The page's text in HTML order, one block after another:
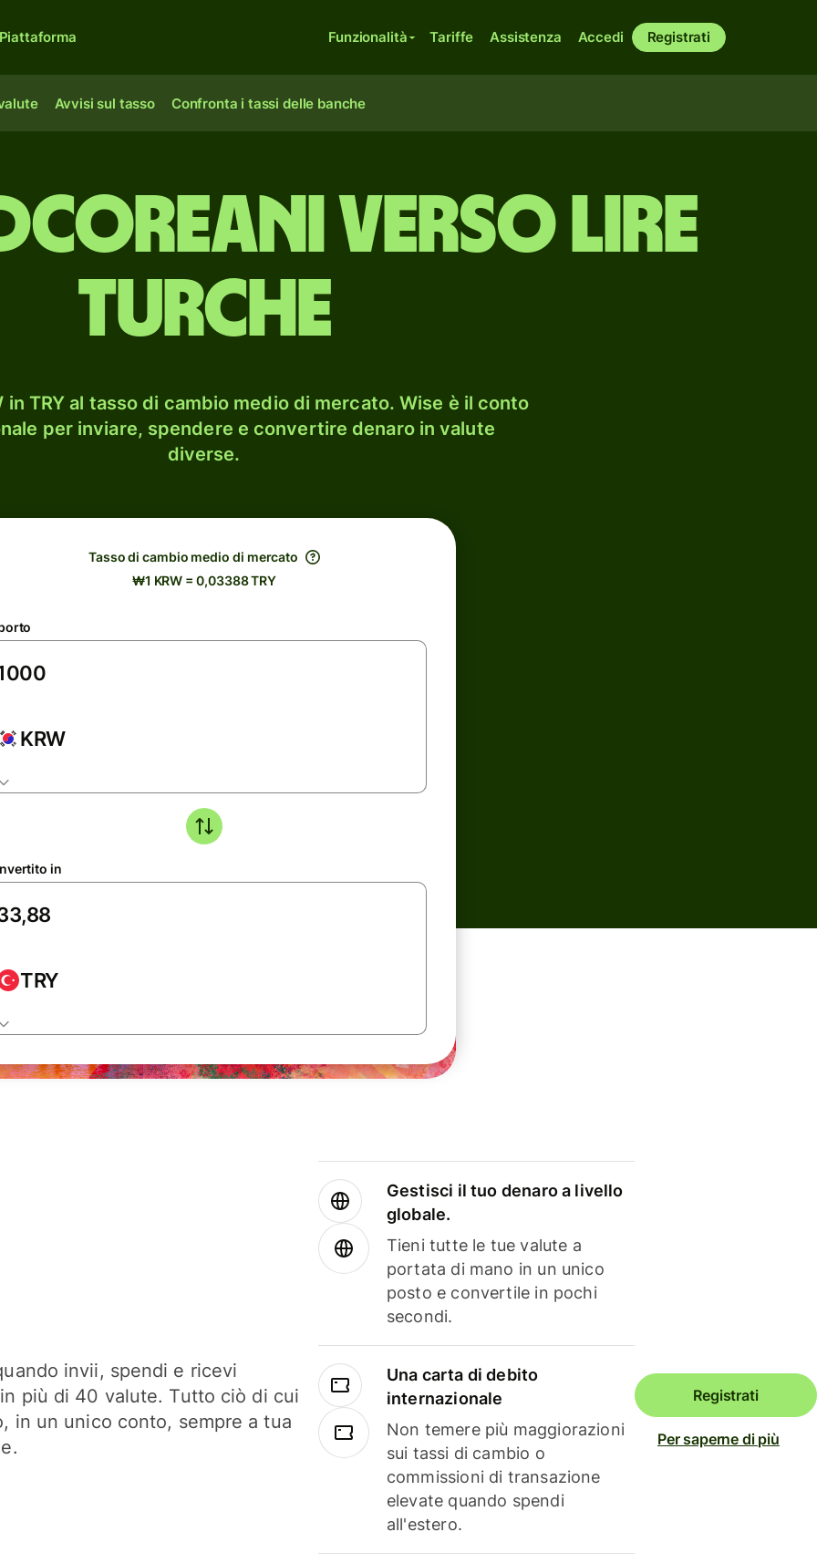
Funzionalità Tariffe Assistenza Accedi Registrati
Avvisi sul tasso Confronta i tassi delle banche
verso lire
turche
in TRY al tasso di cambio medio di mercato. Wise è il conto
per inviare, spendere e convertire denaro in valute
diverse.
Tasso di cambio medio di mercato
₩1 KRW = 0,03388 TRY
KRW
in
TRY
invii, spendi e ricevi
più di 40 valute. Tutto ciò di cui
in un unico conto, sempre a tua
Gestisci il tuo denaro a livello
globale.
Tieni tutte le tue valute a
portata di mano in un unico
posto e convertile in pochi
secondi.
Una carta di debito
internazionale
Non temere più maggiorazioni
sui tassi di cambio o
commissioni di transazione
elevate quando spendi
all'estero.
Registrati
Per saperne di più